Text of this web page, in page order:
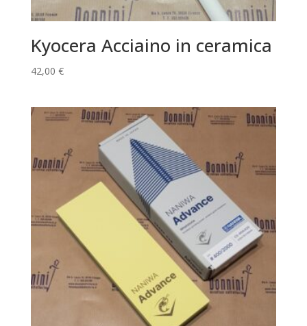
Kyocera Acciaino in ceramica
42,00 €